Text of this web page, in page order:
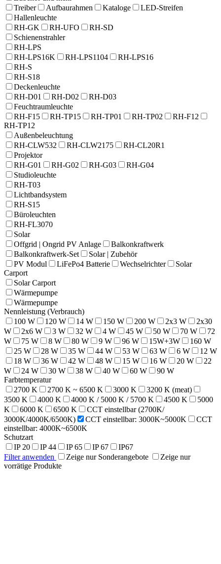
Treiber
Aufbaurahmen Kataloge
LED-Streifen
Hallenleuchte
RH-GK
RH-UFO
RH-SD
Schienenstrahler
RH-LPS
RH-LPS16K
RH-LPS1104
RH-LPS16
RH-S
RH-S18
Deckenleuchte
RH-D01
RH-D02
RH-D03
Feuchtraumleuchte
RH-F15
RH-TP15 RH-TP01 RH-TP02
RH-F12
RH-TP12
Außenbeleuchtung
RH-CLW532
RH-CLW2175
RH-CL20R1
Projektor
RH-G01
RH-G02 RH-G03
RH-G04
Studioleuchte
RH-T03
Lichtbandsystem
RH-S15
Büroleuchten
RH-FL3070
Solar
Offgrid | Ongrid PV Anlage
Balkonkraftwerk
Balkonkraftwerk-Set
Solar | Zubehör
PV Modul
LiFePo4 Batterie Wechselrichter
Solar
Carport
Solar Carport
Wärmepumpe
Wärmepumpe
Nennleistung (Verbrauch)
100 W
120 W 14 W 150 W 200 W 2x3 W
2x30
W
2x6 W 3 W 32 W 4 W 45 W 50 W 70 W
72
W
75 W 8 W 80 W 9 W 96 W 15W+3W
160 W
25 W
28 W 35 W 44 W 53 W 63 W 6 W
12 W
18 W
36 W 42 W 48 W 15 W 16 W 20 W
22
W
24 W 30 W 38 W 40 W 60 W
90 W
Farbtemperatur
2700 K
2700 K ~ 6500 K 3000 K
3200 K (meat)
3500 K
4000 K 4000 K / 5000 K / 5700 K 4500 K
5000
K
6000 K 6500 K
CCT einstellbar (2700K/
3000K/4000K/6500K)
CCT einstellbar: 3000K~5000K
CCT
einstellbar: 4000K~6500K
Schutzart
IP 20
IP 44 IP 65 IP 67
IP67
Filter anwenden
Zeige nur Sonderangebote
Zeige nur
vorrätige Produkte